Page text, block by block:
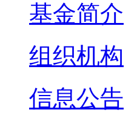
基金简介
组织机构
信息公告